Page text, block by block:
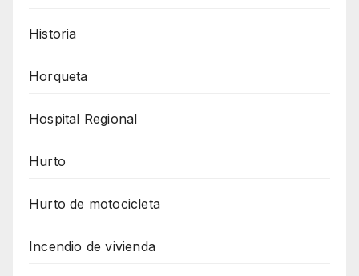
Historia
Horqueta
Hospital Regional
Hurto
Hurto de motocicleta
Incendio de vivienda